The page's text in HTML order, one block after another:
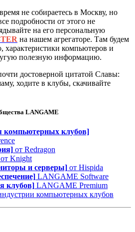
не собираетесь в Москву, но
подробности от этого не
на его персональную
на нашем агрегаторе. Там будем
характеристики компьютеров и
полезную информацию.
достоверной цитатой Славы:
ходите в клубы, скачивайте
LANGAME
компьютерных клубов]
от Redragon
от Knight
и серверы] от Hispida
LANGAME Software
клубов] LANGAME Premium
компьютерных клубов